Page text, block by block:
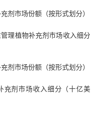
剂市场份额（按形式划分）
理植物补充剂市场收入细分
剂市场份额（按形式划分）
充剂市场收入细分（十亿美